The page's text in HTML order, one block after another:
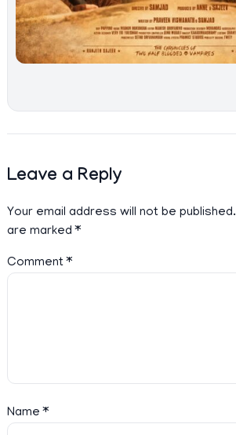
Leave a Reply
Your email address will not be published.
are marked*
Comment*
Name*